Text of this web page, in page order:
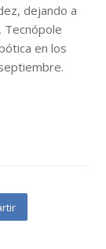
dejando a
Tecnópole
en los